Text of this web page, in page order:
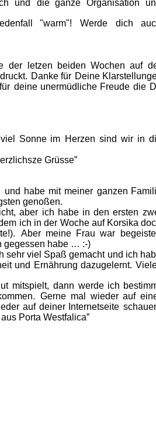
und die ganze Organisation
"warm"! Werde dich
der letzen beiden Wochen auf
Danke für Deine
für deine unermüdliche Freude die
viel Sonne im Herzen sind wir in
Grüsse”
und habe mit meiner ganzen
genoßen.
aber ich habe in den ersten
ich in der Woche auf Korsika
Aber meine Frau war
gegessen habe … :-)
sehr viel Spaß gemacht und ich
und Ernährung dazugelernt.
mitspielt, dann werde ich
Gerne mal wieder auf
auf deiner Internetseite
Porta Westfalica”